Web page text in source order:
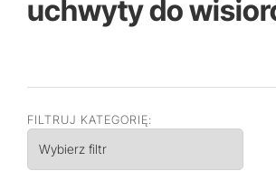
uchwyty do
FILTRUJ KATEGORIĘ:
Wybierz filtr